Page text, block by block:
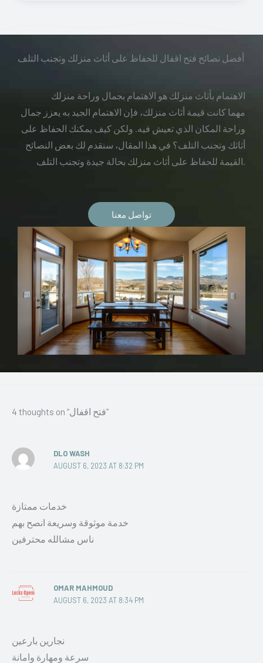
أفضل نصائح فتح اقفال للحفاظ على أثاث منزلك وتجنب التلف
الاهتمام بأثاث منزلك هو الاهتمام بجمال وراحة منزلك
مهما كانت قيمة أثاث منزلك، فإن الاهتمام الجيد به يعزز جمال
وراحة المكان الذي تعيش فيه. ولكن كيف يمكنك الحفاظ على
أثاثك وتجنب التلف؟ في هذا المقال، سنقدم لك بعض النصائح
القيمة للحفاظ على أثاث منزلك بحالة جيدة وتجنب التلف.
تواصل معنا
4 thoughts on “فتح اقفال”
DLO WASH
AUGUST 6, 2023 AT 8:32 PM
خدمات ممتازة
خدمة موثوقة وسريعة انصح بهم
ناس مشالله محترفين
OMAR MAHMOUD
AUGUST 6, 2023 AT 8:34 PM
نجارين بارعين
سرعة ومهارة وامانة